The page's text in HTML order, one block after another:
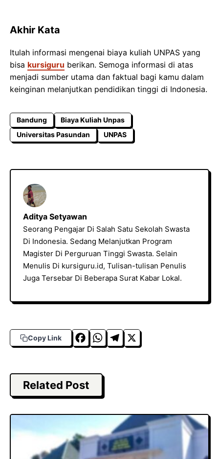
Akhir Kata
Itulah informasi mengenai biaya kuliah UNPAS yang
bisa kursiguru berikan. Semoga informasi di atas
menjadi sumber utama dan faktual bagi kamu dalam
keinginan melanjutkan pendidikan tinggi di Indonesia.
Bandung
Biaya Kuliah Unpas
Universitas Pasundan
UNPAS
Aditya Setyawan
Seorang Pengajar Di Salah Satu Sekolah Swasta
Di Indonesia. Sedang Melanjutkan Program
Magister Di Perguruan Tinggi Swasta. Selain
Menulis Di kursiguru.id, Tulisan-tulisan Penulis
Juga Tersebar Di Beberapa Surat Kabar Lokal.
Copy Link
F
a
c
e
b
o
o
k
W
h
a
s
A
p
p
T
el
a
m
X
Related Post